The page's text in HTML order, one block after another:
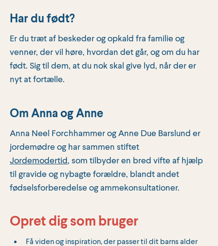
Har du født?
Er du træt af beskeder og opkald fra familie og
venner, der vil høre, hvordan det går, og om du har
født. Sig til dem, at du nok skal give lyd, når der er
nyt at fortælle.
Om Anna og Anne
Anna Neel Forchhammer og Anne Due Barslund er
jordemødre og har sammen stiftet
Jordemodertid, som tilbyder en bred vifte af hjælp
til gravide og nybagte forældre, blandt andet
fødselsforberedelse og ammekonsultationer.
Opret dig som bruger
Få viden og inspiration, der passer til dit barns alder